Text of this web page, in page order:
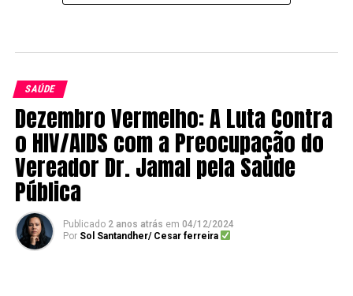
SAÚDE
Dezembro Vermelho: A Luta Contra
o HIV/AIDS com a Preocupação do
Vereador Dr. Jamal pela Saúde
Pública
Publicado 2 anos atrás em 04/12/2024
Por Sol Santandher/ Cesar ferreira